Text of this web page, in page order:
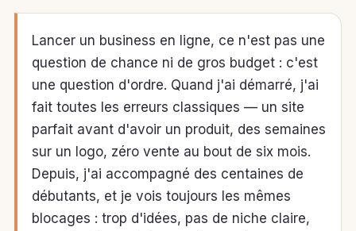
Lancer un business en ligne, ce n'est pas une
question de chance ni de gros budget : c'est
une question d'ordre. Quand j'ai démarré, j'ai
fait toutes les erreurs classiques — un site
parfait avant d'avoir un produit, des semaines
sur un logo, zéro vente au bout de six mois.
Depuis, j'ai accompagné des centaines de
débutants, et je vois toujours les mêmes
blocages : trop d'idées, pas de niche claire,